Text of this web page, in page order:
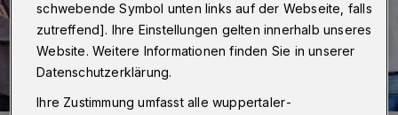
schwebende Symbol unten links auf der Webseite, falls
zutreffend]. Ihre Einstellungen gelten innerhalb unseres
Website. Weitere Informationen finden Sie in unserer
Datenschutzerklärung.
Ihre Zustimmung umfasst alle wuppertaler-